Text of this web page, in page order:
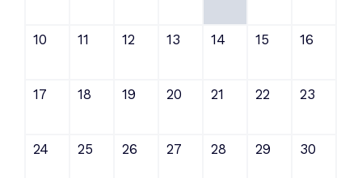
10 11 12 13 14 15 16
17 18 19 20 21 22 23
24 25 26 27 28 29 30